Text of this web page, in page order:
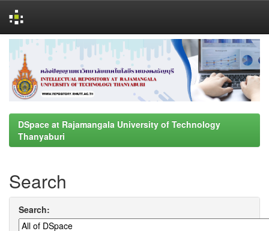
navigation
DSpace at Rajamangala University of Technology
Thanyaburi
Search
Search: